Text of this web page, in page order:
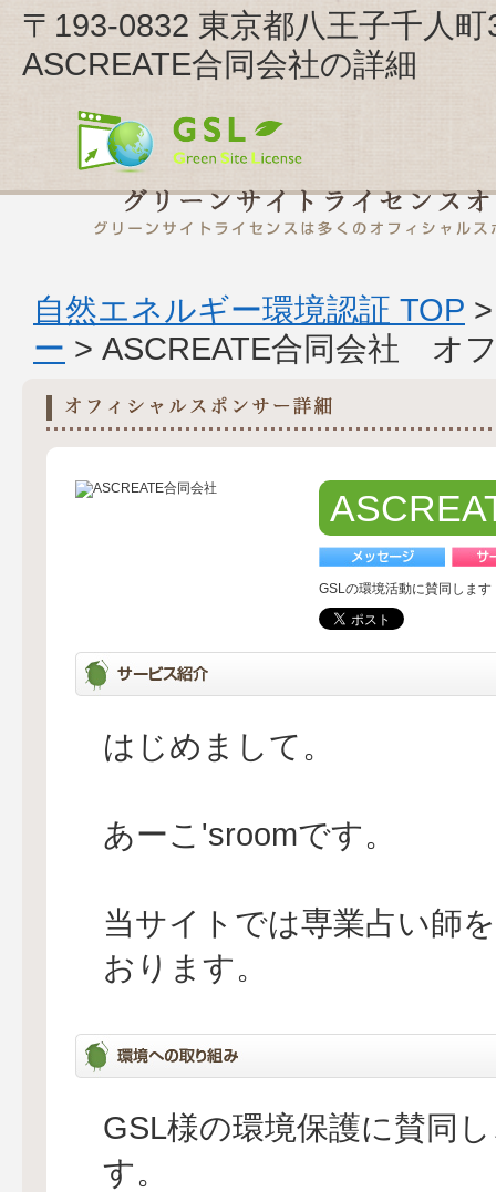
〒193-0832 東京都八王子千人
ASCREATE合同会社の詳細
自然エネルギー環境認証 TOP
ー > ASCREATE合同会社 オ
GSLの環境活動に賛同します
はじめまして。
あーこ'sroomです。
当サイトでは専業占い師
おります。
GSL様の環境保護に賛同
す。